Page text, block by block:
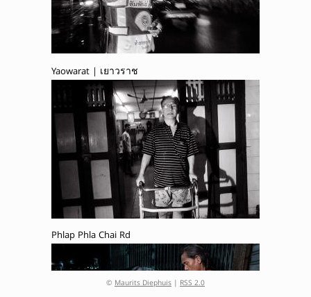
Yaowarat | เยาวราช
Phlap Phla Chai Rd
© Maurits Diephuis | RSS 2.0